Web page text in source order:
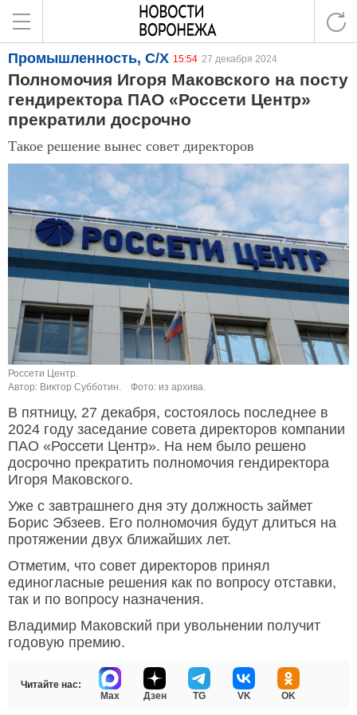
Промышленность, С/Х 15:54 27 декабря 2024
Полномочия Игоря Маковского на посту
гендиректора ПАО «Россети Центр»
прекратили досрочно
Такое решение вынес совет директоров
Россети Центр.
Автор: Виктор Субботин.
Фото: из архива.
В пятницу, 27 декабря, состоялось последнее в
2024 году заседание совета директоров компании
ПАО «Россети Центр». На нем было решено
досрочно прекратить полномочия гендиректора
Игоря Маковского.
Уже с завтрашнего дня эту должность займет
Борис Эбзеев. Его полномочия будут длиться на
протяжении двух ближайших лет.
Отметим, что совет директоров принял
единогласные решения как по вопросу отставки,
так и по вопросу назначения.
Владимир Маковский при увольнении получит
годовую премию.
Читайте нас:
Max
Дзен TG VK OK